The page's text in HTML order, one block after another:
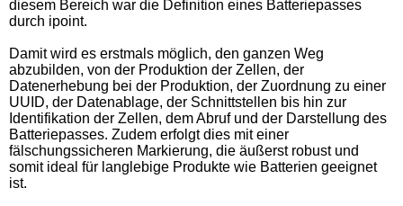
diesem Bereich war die Definition eines Batteriepasses
durch ipoint.
Damit wird es erstmals möglich, den ganzen Weg
abzubilden, von der Produktion der Zellen, der
Datenerhebung bei der Produktion, der Zuordnung zu einer
UUID, der Datenablage, der Schnittstellen bis hin zur
Identifikation der Zellen, dem Abruf und der Darstellung des
Batteriepasses. Zudem erfolgt dies mit einer
fälschungssicheren Markierung, die äußerst robust und
somit ideal für langlebige Produkte wie Batterien geeignet
ist.